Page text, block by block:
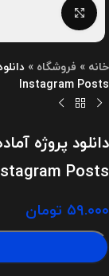
بزرگنمایی
خانه » فروشگاه »
Instagram Posts
دانلود پروژه
Posts
۵۹.۰۰۰ تومان